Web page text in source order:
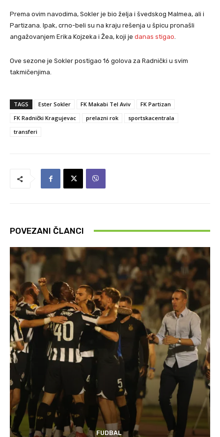
Prema ovim navodima, Sokler je bio želja i švedskog Malmea, ali i
Partizana. Ipak, crno-beli su na kraju rešenja u špicu pronašli
angažovanjem Erika Kojzeka i Žea, koji je danas stigao
Ove sezone je Sokler postigao 16 golova za Radnički u svim
takmičenjima.
TAGS Ester Sokler FK Makabi Tel Aviv
FK Partizan
FK Radnički Kragujevac
prelazni rok
sportskacentrala
transferi
POVEZANI ČLANCI
FUDBAL